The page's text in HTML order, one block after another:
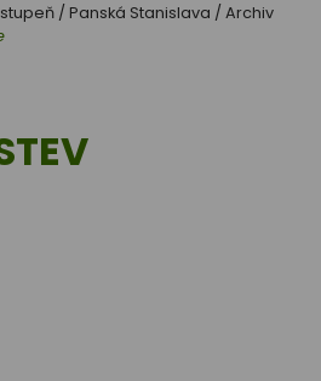
stupeň / Panská Stanislava / Archiv